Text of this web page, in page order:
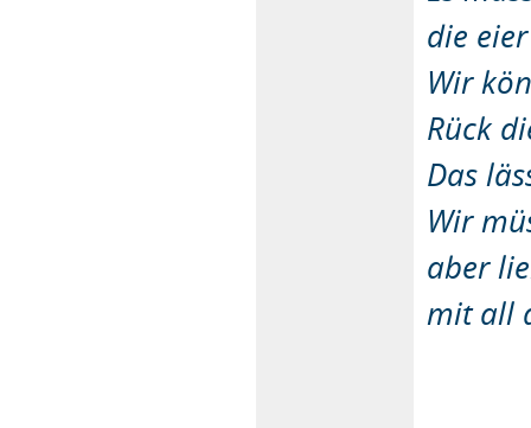
die
Wir
Rück
Das
Wir
aber
mit all